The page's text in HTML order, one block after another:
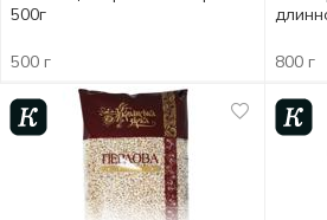
500г
500 г 800 г